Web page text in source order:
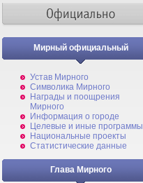
Мирный официальный
Устав Мирного
Символика Мирного
Награды и поощрения
Мирного
Информация о городе
Целевые и иные программы
Национальные проекты
Статистические данные
Глава Мирного